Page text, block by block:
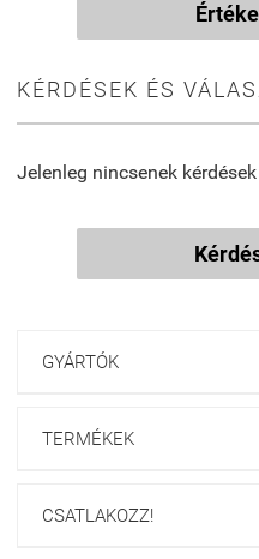
KÉRDÉSEK ÉS
Jelenleg nincsenek
GYÁRTÓK
TERMÉKEK
CSATLAKOZZ!